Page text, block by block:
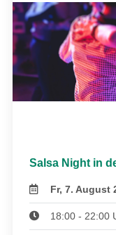
Salsa Night in
Fr, 7. August
18:00 - 22:00